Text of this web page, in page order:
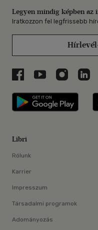
Legyen mindig képben az
Iratkozzon fel legfrissebb
Libri a Facebookon
Libri aLibri az
Libri
Rólunk
Karrier
Impresszum
Társadalmi programok
Adományozás